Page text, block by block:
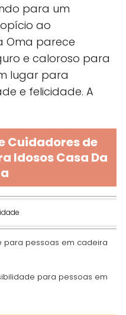
para um
ao
Oma parece
e caloroso para
lugar para
e felicidade. A
Cuidadores de
Idosos Casa Da
para pessoas em cadeira
para pessoas em